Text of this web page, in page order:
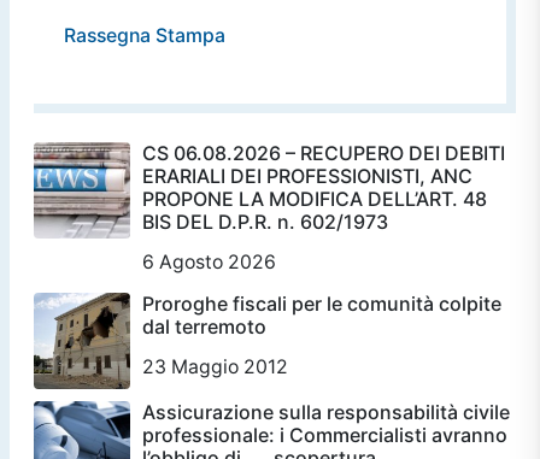
Rassegna Stampa
CS 06.08.2026 – RECUPERO DEI DEBITI
ERARIALI DEI PROFESSIONISTI, ANC
PROPONE LA MODIFICA DELL’ART. 48
BIS DEL D.P.R. n. 602/1973
6 Agosto 2026
Proroghe fiscali per le comunità colpite
dal terremoto
23 Maggio 2012
Assicurazione sulla responsabilità civile
professionale: i Commercialisti avranno